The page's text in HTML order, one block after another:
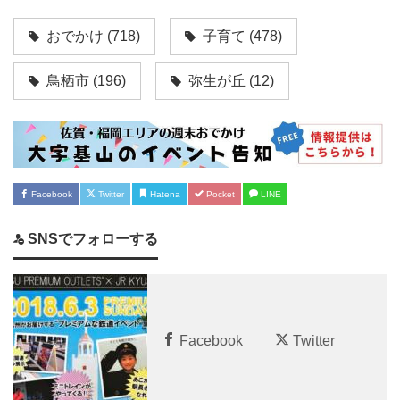
おでかけ (718) 子育て (478)
鳥栖市 (196) 弥生が丘 (12)
Facebook Twitter Hatena Pocket LINE
SNSでフォローする
Facebook Twitter